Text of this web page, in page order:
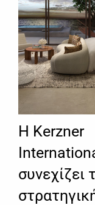
Η Kerzner
συνεχίζει